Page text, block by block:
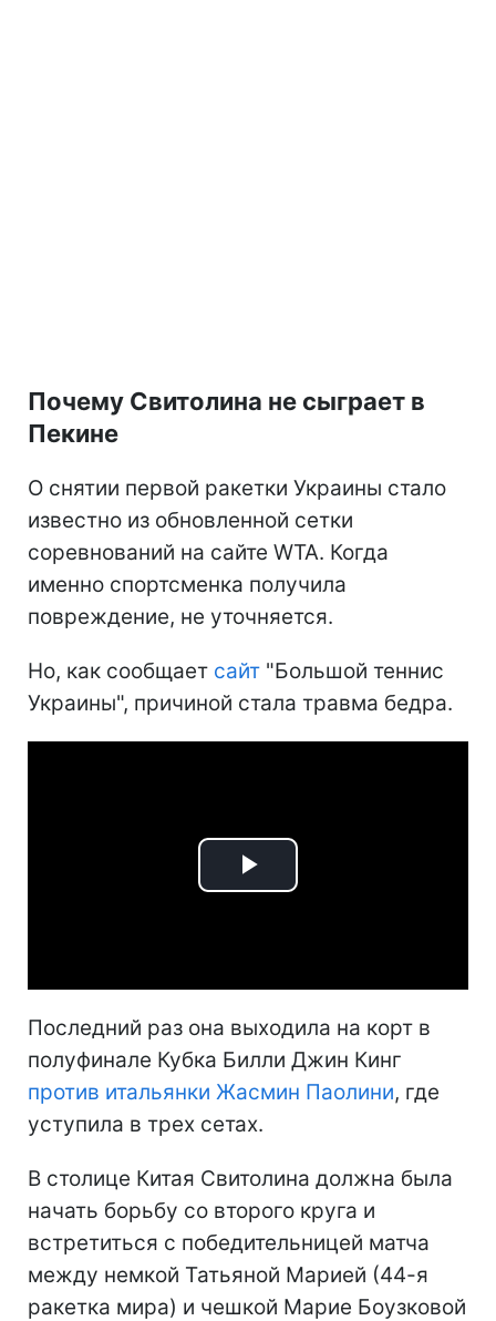
Почему Свитолина не сыграет в
Пекине
О снятии первой ракетки Украины стало
известно из обновленной сетки
соревнований на сайте WTA. Когда
именно спортсменка получила
повреждение, не уточняется.
Но, как сообщает сайт "Большой теннис
Украины", причиной стала травма бедра.
Play
Последний раз она выходила на корт в
полуфинале Кубка Билли Джин Кинг
против итальянки Жасмин Паолини, где
уступила в трех сетах.
В столице Китая Свитолина должна была
начать борьбу со второго круга и
встретиться с победительницей матча
между немкой Татьяной Марией (44-я
ракетка мира) и чешкой Марие Боузковой